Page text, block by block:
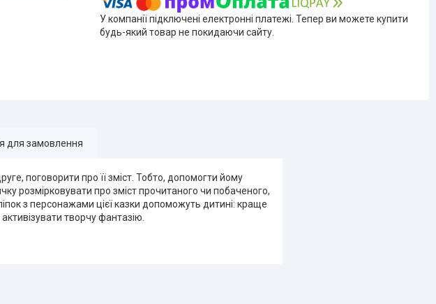
У компанії підключені електронні платежі. Тепер ви можете купити
будь-який товар не покидаючи сайту.
для замовлення
поговорити про її зміст. Тобто, допомогти йому
розмірковувати про зміст прочитаного чи побаченого,
з персонажами цієї казки допоможуть дитині: краще
творчу фантазію.